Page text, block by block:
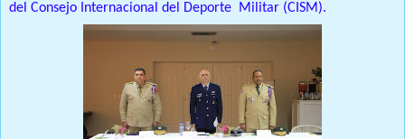
del Consejo Internacional del Deporte Militar (CISM).